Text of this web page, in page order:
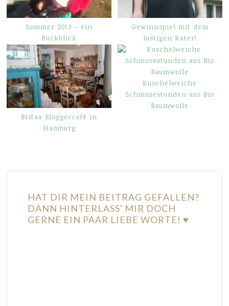
Sommer 2013 – ein
Rückblick
Gewinnspiel mit dem
lustigen Kater!
Britax Bloggercafé in
Hamburg
Kuschelweiche
Schmusestunden aus Bio
Baumwolle
HAT DIR MEIN BEITRAG GEFALLEN?
DANN HINTERLASS' MIR DOCH
GERNE EIN PAAR LIEBE WORTE! ♥